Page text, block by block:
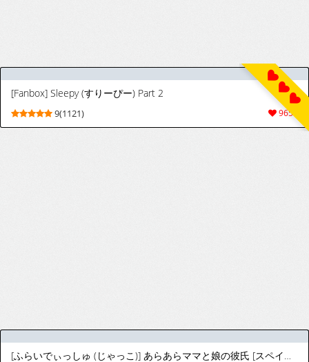
[Fanbox] Sleepy (すりーぴー) Part 2
9656
9(1121)
[ふらいでぃっしゅ (じゃっこ)] あらあらママと娘の彼氏 [スペイン翻訳]